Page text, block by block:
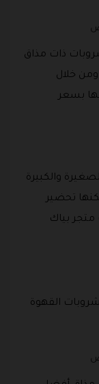
ذات مذاق
ومن خلال
بسعر
والكبيرة
تحضير
بياك
القهوة